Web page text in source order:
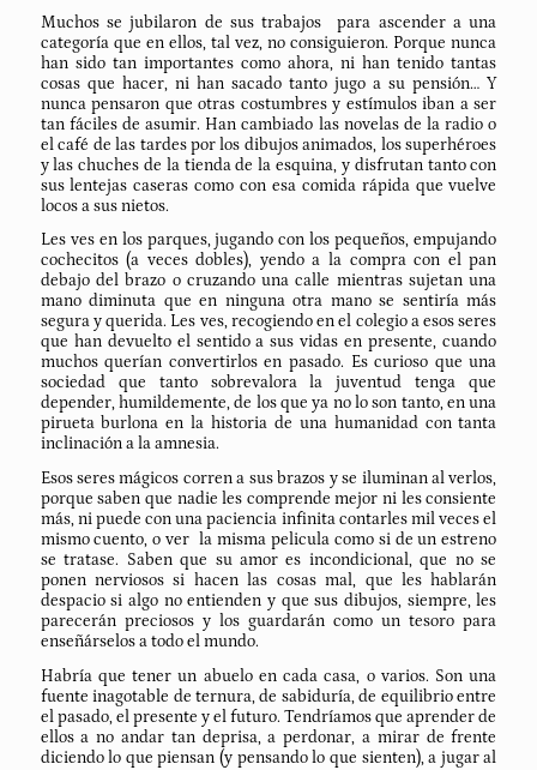
Muchos se jubilaron de sus trabajos para ascender a una
categoría que en ellos, tal vez, no consiguieron. Porque nunca
han sido tan importantes como ahora, ni han tenido tantas
cosas que hacer, ni han sacado tanto jugo a su pensión… Y
nunca pensaron que otras costumbres y estímulos iban a ser
tan fáciles de asumir. Han cambiado las novelas de la radio o
el café de las tardes por los dibujos animados, los superhéroes
y las chuches de la tienda de la esquina, y disfrutan tanto con
sus lentejas caseras como con esa comida rápida que vuelve
locos a sus nietos.
Les ves en los parques, jugando con los pequeños, empujando
cochecitos (a veces dobles), yendo a la compra con el pan
debajo del brazo o cruzando una calle mientras sujetan una
mano diminuta que en ninguna otra mano se sentiría más
segura y querida. Les ves, recogiendo en el colegio a esos seres
que han devuelto el sentido a sus vidas en presente, cuando
muchos querían convertirlos en pasado. Es curioso que una
sociedad que tanto sobrevalora la juventud tenga que
depender, humildemente, de los que ya no lo son tanto, en una
pirueta burlona en la historia de una humanidad con tanta
inclinación a la amnesia.
Esos seres mágicos corren a sus brazos y se iluminan al verlos,
porque saben que nadie les comprende mejor ni les consiente
más, ni puede con una paciencia infinita contarles mil veces el
mismo cuento, o ver la misma pelicula como si de un estreno
se tratase. Saben que su amor es incondicional, que no se
ponen nerviosos si hacen las cosas mal, que les hablarán
despacio si algo no entienden y que sus dibujos, siempre, les
parecerán preciosos y los guardarán como un tesoro para
enseñárselos a todo el mundo.
Habría que tener un abuelo en cada casa, o varios. Son una
fuente inagotable de ternura, de sabiduría, de equilibrio entre
el pasado, el presente y el futuro. Tendríamos que aprender de
ellos a no andar tan deprisa, a perdonar, a mirar de frente
diciendo lo que piensan (y pensando lo que sienten), a jugar al